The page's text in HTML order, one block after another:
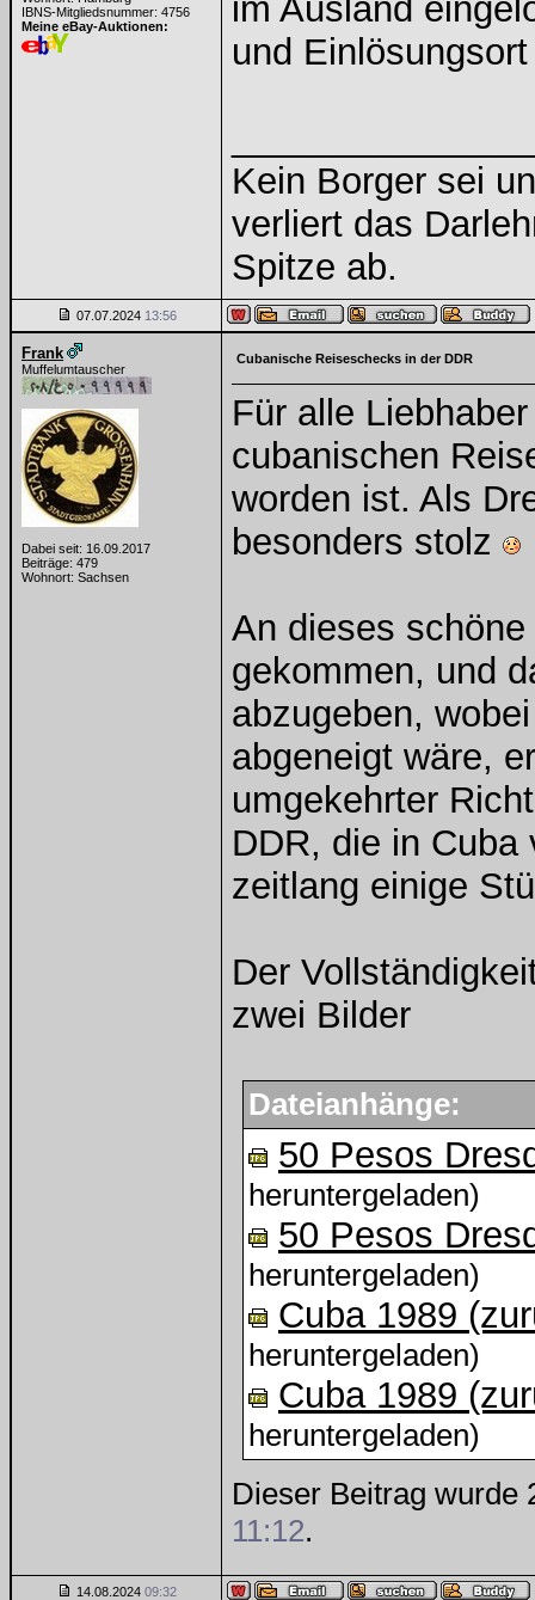
IBNS-Mitgliedsnummer: 4756
Meine eBay-Auktionen:
im Ausland
und
Kein Borger sei
verliert das
Spitze ab.
07.07.2024 13:56
Frank
Muffelumtauscher
Dabei seit: 16.09.2017
Beiträge: 479
Wohnort: Sachsen
Cubanische Reiseschecks in der DDR
Für alle
cubanischen
worden ist. Als
besonders stolz
An dieses
gekommen, und
abzugeben,
abgeneigt wäre,
umgekehrter
DDR, die in
zeitlang einige
Der
zwei Bilder
Dateianhänge:
50 Pesos
heruntergeladen)
50 Pesos
heruntergeladen)
Cuba 1989
heruntergeladen)
Cuba 1989
heruntergeladen)
Dieser Beitrag wurde
11:12.
14.08.2024 09:32